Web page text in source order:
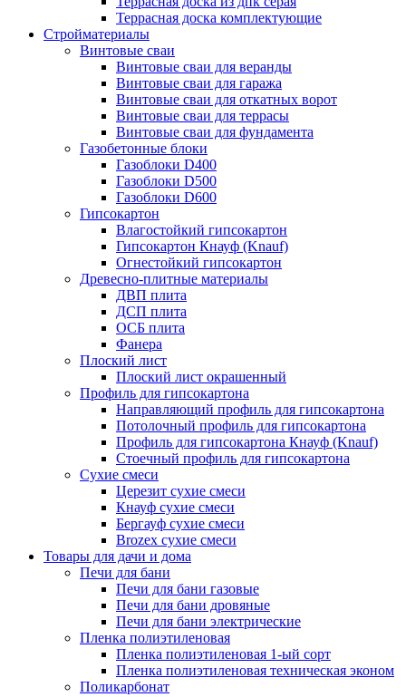
Террасная доска комплектующие
Стройматериалы
Винтовые сваи
Винтовые сваи для веранды
Винтовые сваи для гаража
Винтовые сваи для откатных ворот
Винтовые сваи для террасы
Винтовые сваи для фундамента
Газобетонные блоки
Газоблоки D400
Газоблоки D500
Газоблоки D600
Гипсокартон
Влагостойкий гипсокартон
Гипсокартон Кнауф (Knauf)
Огнестойкий гипсокартон
Древесно-плитные материалы
ДВП плита
ДСП плита
ОСБ плита
Фанера
Плоский лист
Плоский лист окрашенный
Профиль для гипсокартона
Направляющий профиль для гипсокартона
Потолочный профиль для гипсокартона
Профиль для гипсокартона Кнауф (Knauf)
Стоечный профиль для гипсокартона
Сухие смеси
Церезит сухие смеси
Кнауф сухие смеси
Бергауф сухие смеси
Brozex сухие смеси
Товары для дачи и дома
Печи для бани
Печи для бани газовые
Печи для бани дровяные
Печи для бани электрические
Пленка полиэтиленовая
Пленка полиэтиленовая 1-ый сорт
Пленка полиэтиленовая техническая эконом
Поликарбонат